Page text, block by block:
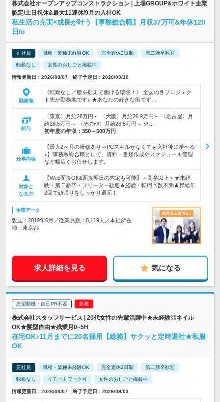
株式会社オープンアップコンストラクション | 上場GROUP&ホワイト企業
認定/土日祝休&最大11連休/9月の入社OK
私生活の充実×成長が叶う【事務総合職】月収37万可&年休120
日/o
正社員 職種・業種未経験OK 完全週休2日制 第二新卒歓迎
転勤なし 女性のおしごと掲載中
情報更新日：2026/08/07 終了予定日：2026/09/10
勤務地
《転勤なし／腰を据えて働ける環境！》 全国の各プロジェク
ト先が勤務地です♪ ★あなたの好きな街でず…
給与
〈東京〉月給28万円～ 〈大阪〉月給26.9万円～ 〈名古屋〉月
給28.5万円～ 〈その他〉月給26.5万円～ ※…
初年度の年収： 350～500万円
仕事内容
【最大2ヶ月の研修あり⇒PCスキルがなくても入社後に学べる
♪】事務系総合職として、資料・書類作成やスケジュール管理
など幅広くお任せします。
対象と
なる方
【Web面接OK&面接翌日の内定も可能】＜高卒以上＞★未経
験・第二新卒・フリーター歓迎★経験・転職回数不問★昇給年
2回で頑張りをしっかり還元！
企業データ
設立：2019年6月／従業員数：8,119人／本社所在
地：東京都
求人詳細を見る 気になる
志望動機・自己PR不要
株式会社スタッフサービス | 20代女性の先輩活躍中★未経験◎ネイル
OK★髪型自由★残業月0~5H
在宅OK♪11月までに20名採用【総務】サクッと定時退社★私服
OK
正社員 職種・業種未経験OK 完全週休2日制 第二新卒歓迎
転勤なし リモートワーク可 女性のおしごと掲載中
情報更新日：2026/08/07 終了予定日：2026/09/03